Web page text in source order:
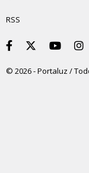
RSS
© 2026 - Portaluz /